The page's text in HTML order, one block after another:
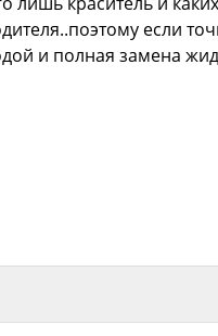
если
и полная замена